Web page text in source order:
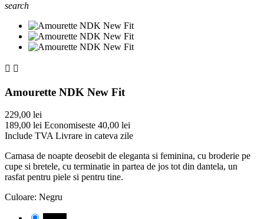
search
 
Amourette NDK New Fit
229,00 lei
189,00 lei Economiseste 40,00 lei
Include TVALivrare in cateva zile
Camasa de noapte deosebit de eleganta si feminina, cu broderie pe
cupe si bretele, cu terminatie in partea de jos tot din dantela, un
rasfat pentru piele si pentru tine.
Culoare: Negru